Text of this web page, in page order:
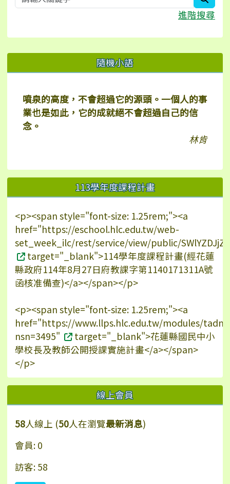
進階搜尋
右邊區域內容 隨機小語
噴泉的高度，不會超過它的源頭。一個人的事
業也是如此，它的成就絕不會超過自己的信
念。
林肯
113學年度課程計畫
<p><span style="font-size: 1.25rem;"><a
href="https://eschool.hlc.edu.tw/web-
set_week_ilc/rest/service/view/public/
target="_blank">114學年度課程計畫(經花蓮
縣政府114年8月27日府教課字第1140171311A號
函核准備查)</a></span></p>
<p><span style="font-size: 1.25rem;"><a
href="https://www.llps.hlc.edu.tw/modules/
nsn=3495"
target="_blank">花蓮縣國民中小
學校長及教師公開授課實施計畫</a></span>
</p>
線上會員
58人線上 (50人在瀏覽最新消息)
會員: 0
訪客: 58